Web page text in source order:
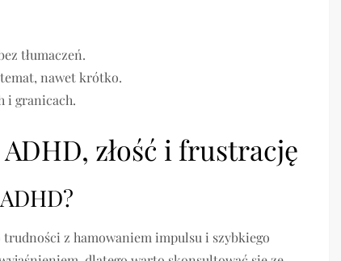
tłumaczeń.
nawet krótko.
i granicach.
złość i frustrację
trudności z hamowaniem impulsu i szybkiego